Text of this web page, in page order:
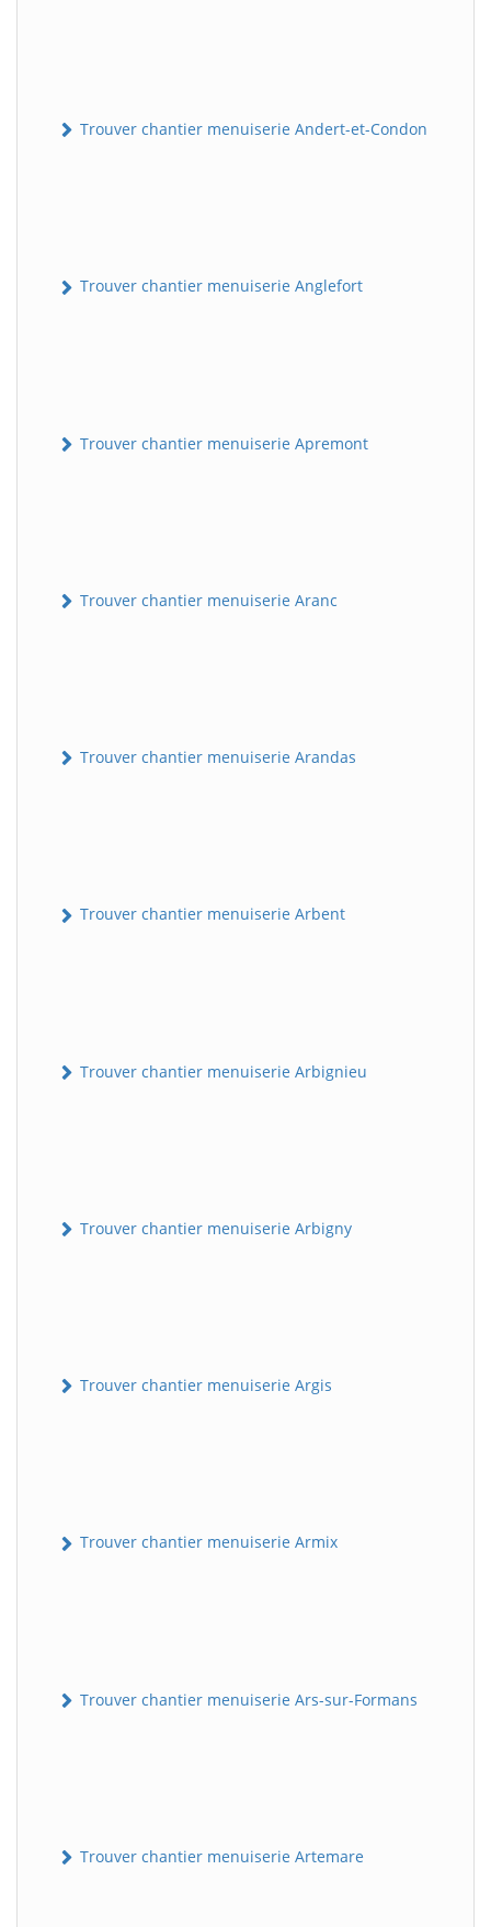
Trouver chantier menuiserie Andert-et-Condon
Trouver chantier menuiserie Anglefort
Trouver chantier menuiserie Apremont
Trouver chantier menuiserie Aranc
Trouver chantier menuiserie Arandas
Trouver chantier menuiserie Arbent
Trouver chantier menuiserie Arbignieu
Trouver chantier menuiserie Arbigny
Trouver chantier menuiserie Argis
Trouver chantier menuiserie Armix
Trouver chantier menuiserie Ars-sur-Formans
Trouver chantier menuiserie Artemare